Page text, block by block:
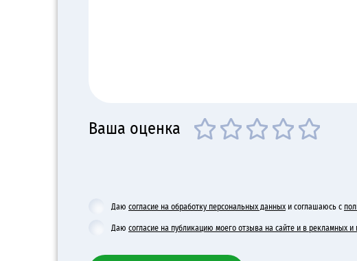
Ваша оценка
Даю согласие на обработку персональных данных и соглашаюсь с
Даю согласие на публикацию моего отзыва на сайте и в рекламных